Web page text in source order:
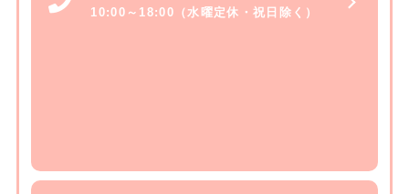
10:00～18:00（水曜定休・祝日除く）